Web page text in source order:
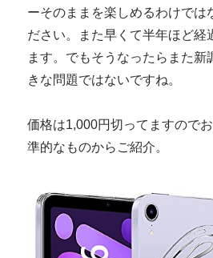
ーそのままを楽しめるわけでは
ださい。また早くて半年ほど経
ます。でもそうなったらまた新
きな問題ではないですね。
価格は1,000円切ってますので
準的なものからご紹介。